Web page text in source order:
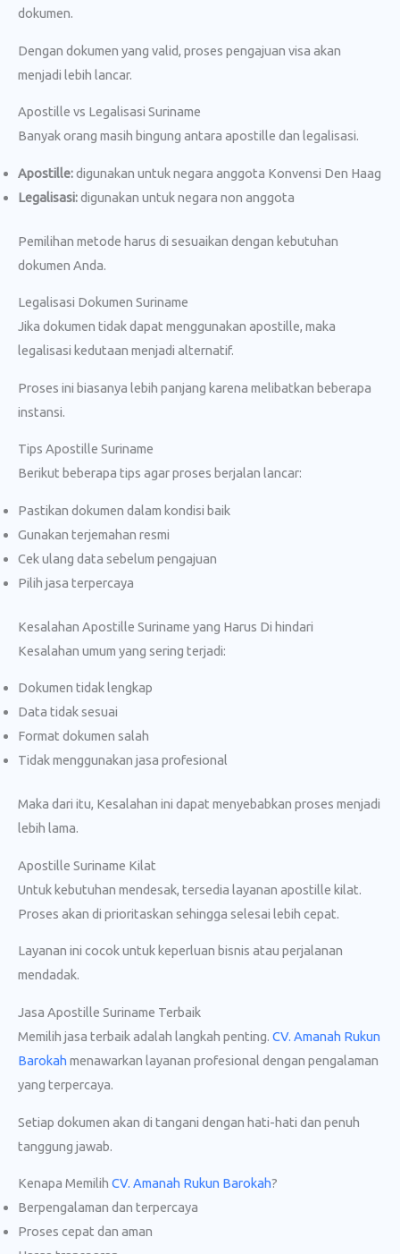
dokumen.
Dengan dokumen yang valid, proses pengajuan visa akan
menjadi lebih lancar.
Apostille vs Legalisasi Suriname
Banyak orang masih bingung antara apostille dan legalisasi.
Apostille:digunakan untuk negara anggota Konvensi Den Haag
Legalisasi:digunakan untuk negara non anggota
Pemilihan metode harus di sesuaikan dengan kebutuhan
dokumen Anda.
Legalisasi Dokumen Suriname
Jika dokumen tidak dapat menggunakan apostille, maka
legalisasi kedutaan menjadi alternatif.
Proses ini biasanya lebih panjang karena melibatkan beberapa
instansi.
Tips Apostille Suriname
Berikut beberapa tips agar proses berjalan lancar:
Pastikan dokumen dalam kondisi baik
Gunakan terjemahan resmi
Cek ulang data sebelum pengajuan
Pilih jasa terpercaya
Kesalahan Apostille Suriname yang Harus Di hindari
Kesalahan umum yang sering terjadi:
Dokumen tidak lengkap
Data tidak sesuai
Format dokumen salah
Tidak menggunakan jasa profesional
Maka dari itu, Kesalahan ini dapat menyebabkan proses menjadi
lebih lama.
Apostille Suriname Kilat
Untuk kebutuhan mendesak, tersedia layanan apostille kilat.
Proses akan di prioritaskan sehingga selesai lebih cepat.
Layanan ini cocok untuk keperluan bisnis atau perjalanan
mendadak.
Jasa Apostille Suriname Terbaik
Memilih jasa terbaik adalah langkah penting. CV. Amanah Rukun
Barokah menawarkan layanan profesional dengan pengalaman
yang terpercaya.
Setiap dokumen akan di tangani dengan hati-hati dan penuh
tanggung jawab.
Kenapa Memilih CV. Amanah Rukun Barokah?
Berpengalaman dan terpercaya
Proses cepat dan aman